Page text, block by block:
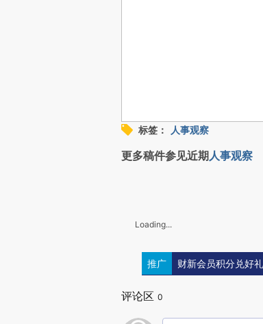
标签： 人事观察
更多稿件参见近期人事观察
Loading...
推广 财新会员积分兑好礼
评论区 0